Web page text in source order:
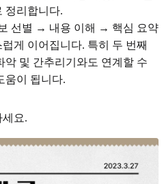
정리합니다.
선별 → 내용 이해 → 핵심 요약
게 이어집니다. 특히 두 번째
악 및 간추리기와도 연계할 수
움이 됩니다.
요.